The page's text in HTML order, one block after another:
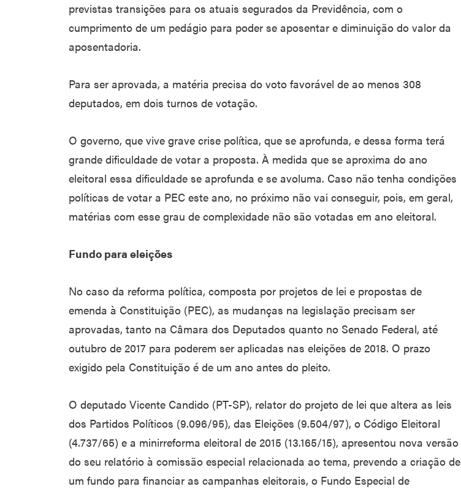
previstas transições para os atuais segurados da Previdência, com o
cumprimento de um pedágio para poder se aposentar e diminuição do valor da
aposentadoria.
Para ser aprovada, a matéria precisa do voto favorável de ao menos 308
deputados, em dois turnos de votação.
O governo, que vive grave crise política, que se aprofunda, e dessa forma terá
grande dificuldade de votar a proposta. À medida que se aproxima do ano
eleitoral essa dificuldade se aprofunda e se avoluma. Caso não tenha condições
políticas de votar a PEC este ano, no próximo não vai conseguir, pois, em geral,
matérias com esse grau de complexidade não são votadas em ano eleitoral.
Fundo para eleições
No caso da reforma política, composta por projetos de lei e propostas de
emenda à Constituição (PEC), as mudanças na legislação precisam ser
aprovadas, tanto na Câmara dos Deputados quanto no Senado Federal, até
outubro de 2017 para poderem ser aplicadas nas eleições de 2018. O prazo
exigido pela Constituição é de um ano antes do pleito.
O deputado Vicente Candido (PT-SP), relator do projeto de lei que altera as leis
dos Partidos Políticos (9.096/95), das Eleições (9.504/97), o Código Eleitoral
(4.737/65) e a minirreforma eleitoral de 2015 (13.165/15), apresentou nova versão
do seu relatório à comissão especial relacionada ao tema, prevendo a criação de
um fundo para financiar as campanhas eleitorais, o Fundo Especial de